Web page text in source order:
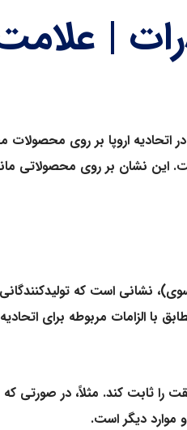
اتحادیه اروپا بر روی
این نشان بر روی محصولاتی
نشانی است که
الزامات مربوطه برای اتحادیه
را ثابت کند. مثلاً، در
موارد دیگر است.